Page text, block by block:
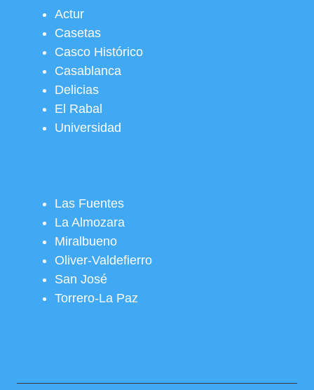
Actur
Casetas
Casco Histórico
Casablanca
Delicias
El Rabal
Universidad
Las Fuentes
La Almozara
Miralbueno
Oliver-Valdefierro
San José
Torrero-La Paz